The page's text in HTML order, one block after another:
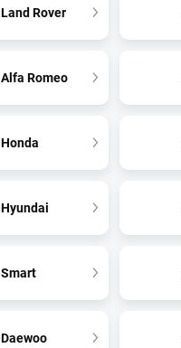
Land Rover
Alfa Romeo
Honda
Hyundai
Smart
Daewoo